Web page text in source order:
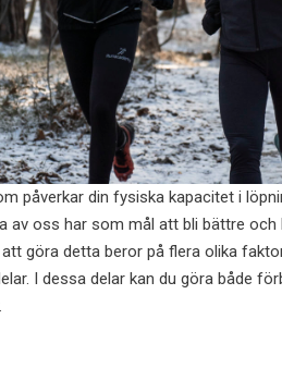
påverkar din fysiska kapacitet i
av oss har som mål att bli bättre och
göra detta beror på flera olika
I dessa delar kan du göra både